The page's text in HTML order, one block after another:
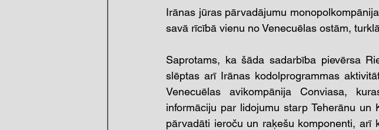
Irānas jūras pārvadājumu
savā rīcībā vienu no Venecuēlas ostām,
Saprotams, ka šāda sadarbība pievērsa
slēptas arī Irānas kodolprogrammas
Venecuēlas avikompānija Conviasa,
informāciju par lidojumu starp Teherānu
pārvadāti ieroču un raķešu komponenti, arī